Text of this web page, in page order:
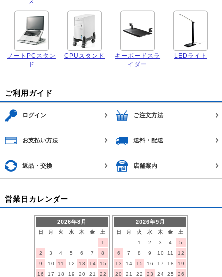
ノートPCスタン
ド
CPUスタンド
キーボードスラ
イダー
LEDライト
ご利用ガイド
ログイン ご注文方法
お支払い方法 送料・配送
返品・交換 店舗案内
営業日カレンダー
2026年8月
日 月 火 水 木 金
土
1
2
3 4 5 6 7
8
9
10 11 12 13 14
15
16
17 18 19 20 21
22
2026年9月
日 月 火 水 木 金
土
1
2 3 4
5
6
7 8 9 10 11
12
13
14 15 16 17 18
19
20
21 22 23 24 25
26